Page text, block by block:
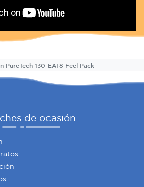
PureTech 130 EAT8 Feel Pack
de ocasión